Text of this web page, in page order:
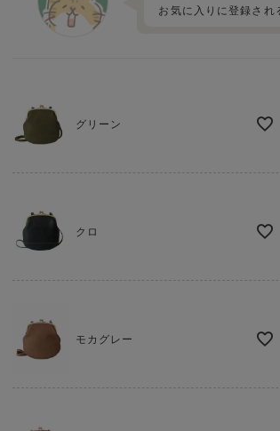
お気に入りに登録され
グリーン
クロ
モカグレー